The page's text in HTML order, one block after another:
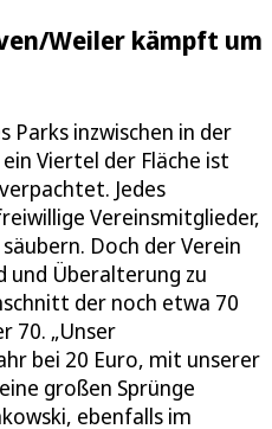
Weiler kämpft um
Parks inzwischen in der
Viertel der Fläche ist
Jedes
Vereinsmitglieder,
Doch der Verein
Überalterung zu
der noch etwa 70
70. „Unser
bei 20 Euro, mit unserer
großen Sprünge
ebenfalls im